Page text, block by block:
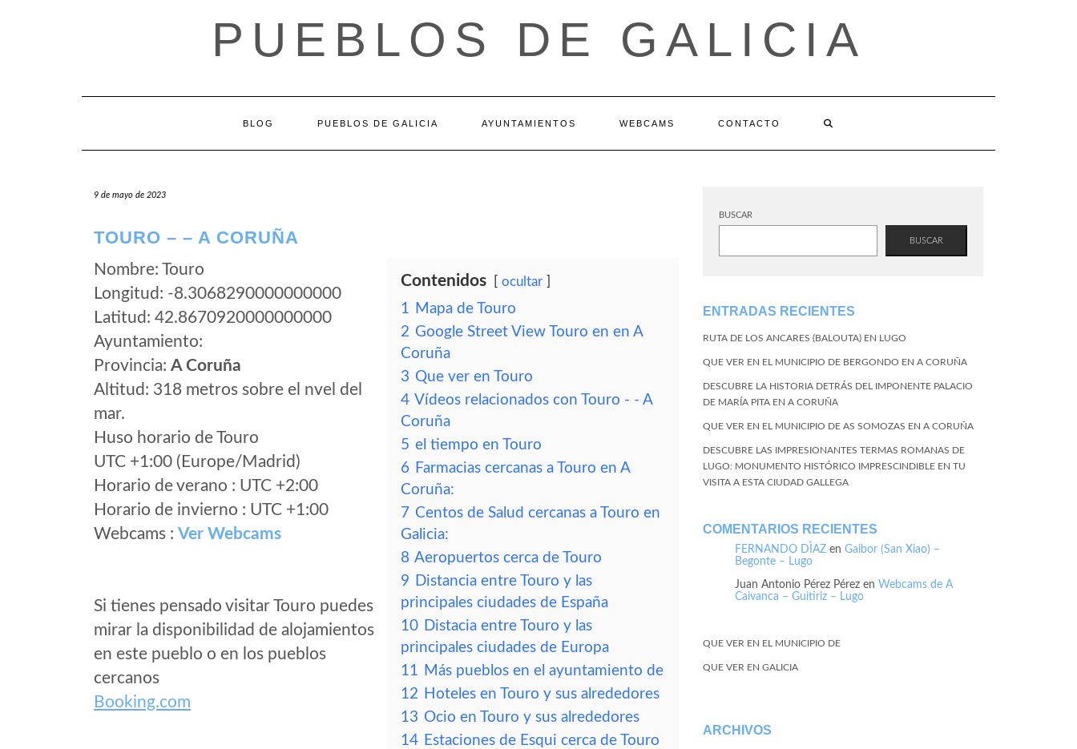
PUEBLOS DE GALICIA
BLOG PUEBLOS DE GALICIA AYUNTAMIENTOS WEBCAMS CONTACTO
9 de mayo de 2023
TOURO – – A CORUÑA
Nombre: Touro
Longitud: -8.3068290000000000
Latitud: 42.8670920000000000
Ayuntamiento:
Provincia: A Coruña
Altitud: 318 metros sobre el nvel del
mar.
Huso horario de Touro
UTC +1:00 (Europe/Madrid)
Horario de verano : UTC +2:00
Horario de invierno : UTC +1:00
Webcams : Ver Webcams
Si tienes pensado visitar Touro puedes
mirar la disponibilidad de alojamientos
en este pueblo o en los pueblos
cercanos
Booking.com
Contenidos ocultar
1 Mapa de Touro
2 Google Street View Touro en en A
Coruña
3 Que ver en Touro
4 Vídeos relacionados con Touro - - A
Coruña
5 el tiempo en Touro
6 Farmacias cercanas a Touro en A
Coruña:
7 Centos de Salud cercanas a Touro en
Galicia:
8 Aeropuertos cerca de Touro
9 Distancia entre Touro y las
principales ciudades de España
10 Distacia entre Touro y las
principales ciudades de Europa
11 Más pueblos en el ayuntamiento de
12 Hoteles en Touro y sus alrededores
13 Ocio en Touro y sus alrededores
14 Estaciones de Esqui cerca de Touro
BUSCAR
BUSCAR
ENTRADAS RECIENTES
RUTA DE LOS ANCARES (BALOUTA) EN LUGO
QUE VER EN EL MUNICIPIO DE BERGONDO EN A CORUÑA
DESCUBRE LA HISTORIA DETRÁS DEL IMPONENTE PALACIO
DE MARÍA PITA EN A CORUÑA
QUE VER EN EL MUNICIPIO DE AS SOMOZAS EN A CORUÑA
DESCUBRE LAS IMPRESIONANTES TERMAS ROMANAS DE
LUGO: MONUMENTO HISTÓRICO IMPRESCINDIBLE EN TU
VISITA A ESTA CIUDAD GALLEGA
COMENTARIOS RECIENTES
FERNANDO DÌAZ en Gaibor (San Xiao) –
Begonte – Lugo
Juan Antonio Pérez Pérez en Webcams de A
Caivanca – Guitiriz – Lugo
QUE VER EN EL MUNICIPIO DE
QUE VER EN GALICIA
ARCHIVOS